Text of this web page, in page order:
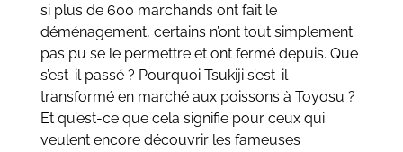
si plus de 600 marchands ont fait le
déménagement, certains n’ont tout simplement
pas pu se le permettre et ont fermé depuis. Que
s’est-il passé ? Pourquoi Tsukiji s’est-il
transformé en marché aux poissons à Toyosu ?
Et qu’est-ce que cela signifie pour ceux qui
veulent encore découvrir les fameuses